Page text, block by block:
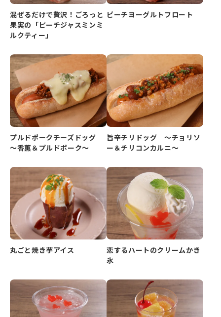
混ぜるだけで贅沢！ごろっと
果実の「ピーチジャスミンミ
ルクティー」
ピーチヨーグルトフロート
プルドポークチーズドッグ
～香薫＆プルドポーク～
旨辛チリドッグ ～チョリソ
ー＆チリコンカルニ～
丸ごと焼き芋アイス
恋するハートのクリームかき
氷